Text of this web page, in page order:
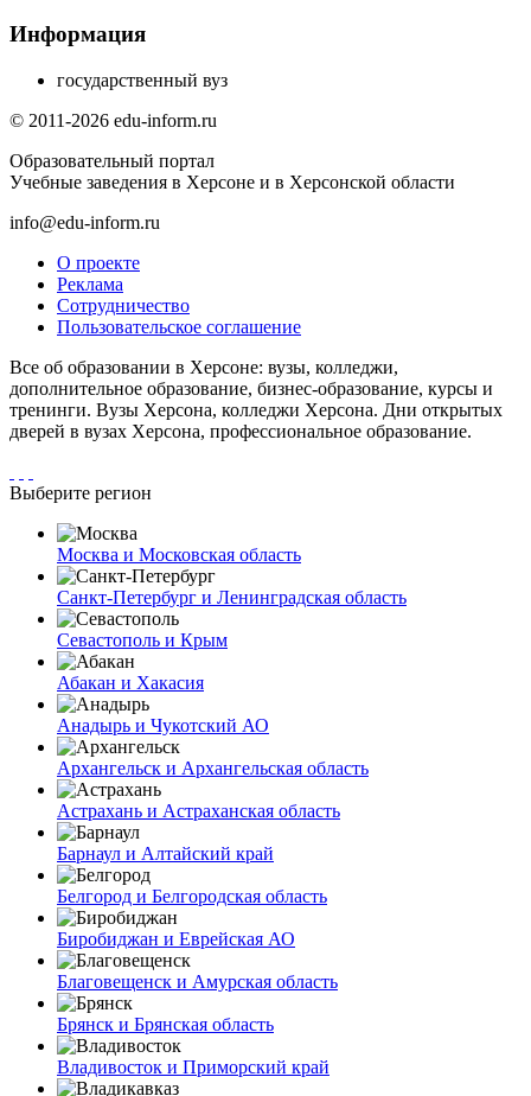
Информация
государственный вуз
© 2011-2026 edu-inform.ru
Образовательный портал
Учебные заведения в Херсоне и в Херсонской области
info@edu-inform.ru
О проекте
Реклама
Сотрудничество
Пользовательское соглашение
Все об образовании в Херсоне: вузы, колледжи,
дополнительное образование, бизнес-образование, курсы и
тренинги. Вузы Херсона, колледжи Херсона. Дни открытых
дверей в вузах Херсона, профессиональное образование.
Выберите регион
Москва и Московская область
Санкт-Петербург и Ленинградская область
Севастополь и Крым
Абакан и Хакасия
Анадырь и Чукотский АО
Архангельск и Архангельская область
Астрахань и Астраханская область
Барнаул и Алтайский край
Белгород и Белгородская область
Биробиджан и Еврейская АО
Благовещенск и Амурская область
Брянск и Брянская область
Владивосток и Приморский край